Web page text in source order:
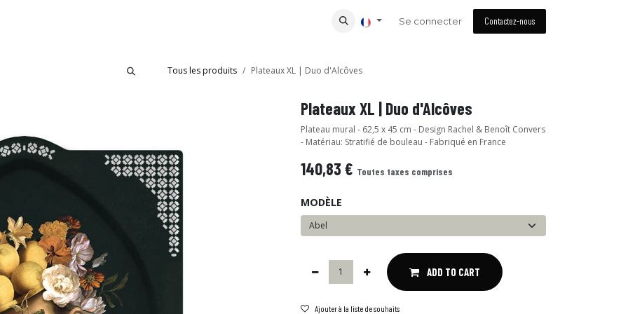
Se connecter Contactez-nous
Tous les produits Plateaux XL | Duo d'Alcôves
Plateaux XL | Duo d'Alcôves
Plateau mural - 62,5 x 45 cm - Design Rachel & Benoît Convers
- Matériau: Stratifié de bouleau - Fabriqué en France
140,83 € Toutes taxes comprises
MODÈLE
ADD TO CART
Ajouter à la liste de souhaits